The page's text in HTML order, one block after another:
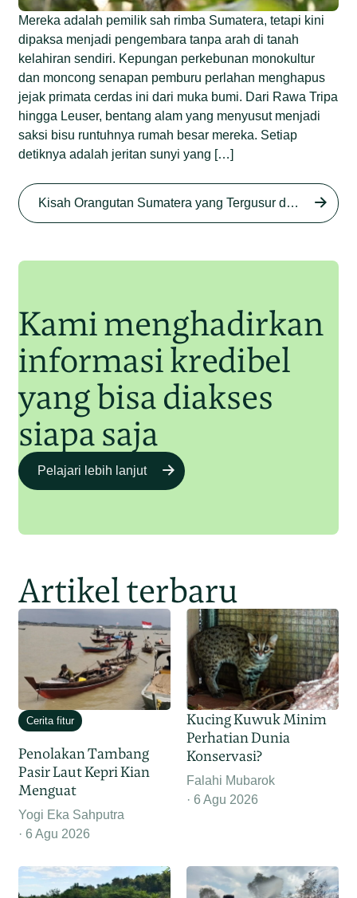
Sumatera di Rawa Tripa
Junaidi Hanafiah 27 Agu 2025
Begini Modus Perburuan
Mereka adalah pemilik sah rimba Sumatera, tetapi kini
dipaksa menjadi pengembara tanpa arah di tanah
kelahiran sendiri. Kepungan perkebunan monokultur
dan moncong senapan pemburu perlahan menghapus
jejak primata cerdas ini dari muka bumi. Dari Rawa Tripa
hingga Leuser, bentang alam yang menyusut menjadi
saksi bisu runtuhnya rumah besar mereka. Setiap
detiknya adalah jeritan sunyi yang […]
Kisah Orangutan Sumatera yang Tergusur dari Rumah Sendiri series
Kami menghadirkan
informasi kredibel
yang bisa diakses
siapa saja
Pelajari lebih lanjut
Artikel terbaru
Cerita fitur
Penolakan Tambang
Pasir Laut Kepri Kian
Menguat
Yogi Eka Sahputra
6 Agu 2026
Kucing Kuwuk Minim
Perhatian Dunia
Konservasi?
Falahi Mubarok
6 Agu 2026